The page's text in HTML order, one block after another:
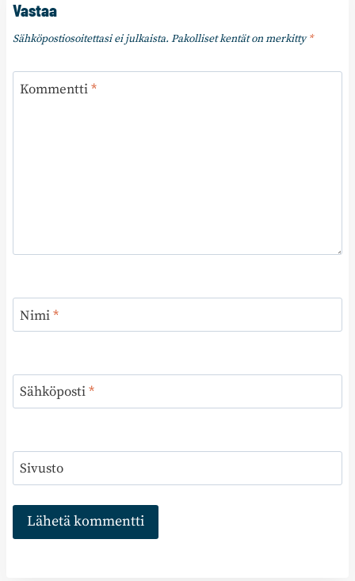
Vastaa
Sähköpostiosoitettasi ei julkaista. Pakolliset kentät on merkitty*
Kommentti*
Nimi*
Sähköposti*
Sivusto